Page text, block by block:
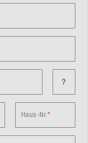
?
Haus-Nr.